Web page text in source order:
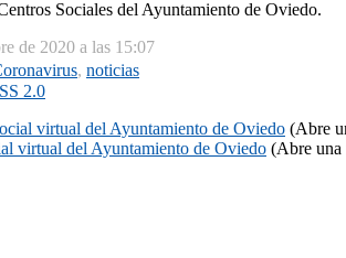
Sociales del Ayuntamiento de Oviedo.
de 2020 a las 15:07
, noticias
2.0
virtual del Ayuntamiento de Oviedo (Abre
virtual del Ayuntamiento de Oviedo (Abre una